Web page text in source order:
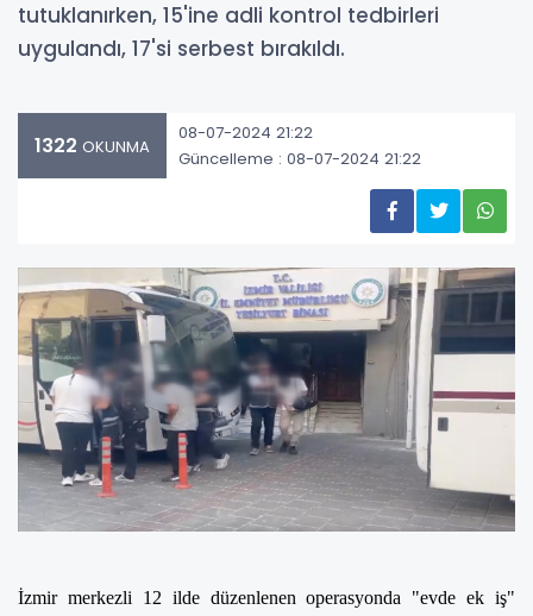
tutuklanırken, 15'ine adli kontrol tedbirleri
uygulandı, 17'si serbest bırakıldı.
1322 OKUNMA
08-07-2024 21:22
Güncelleme : 08-07-2024 21:22
İzmir merkezli 12 ilde düzenlenen operasyonda "evde ek iş"